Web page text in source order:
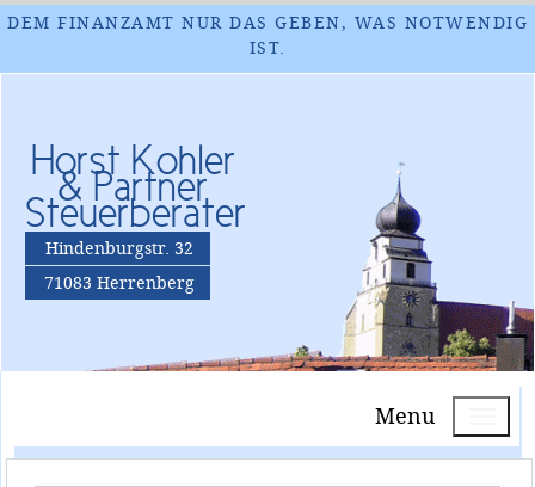
DEM FINANZAMT NUR DAS GEBEN, WAS NOTWENDIG
IST.
Horst Kohler
& Partner
Steuerberater
Hindenburgstr. 32
71083 Herrenberg
Menu